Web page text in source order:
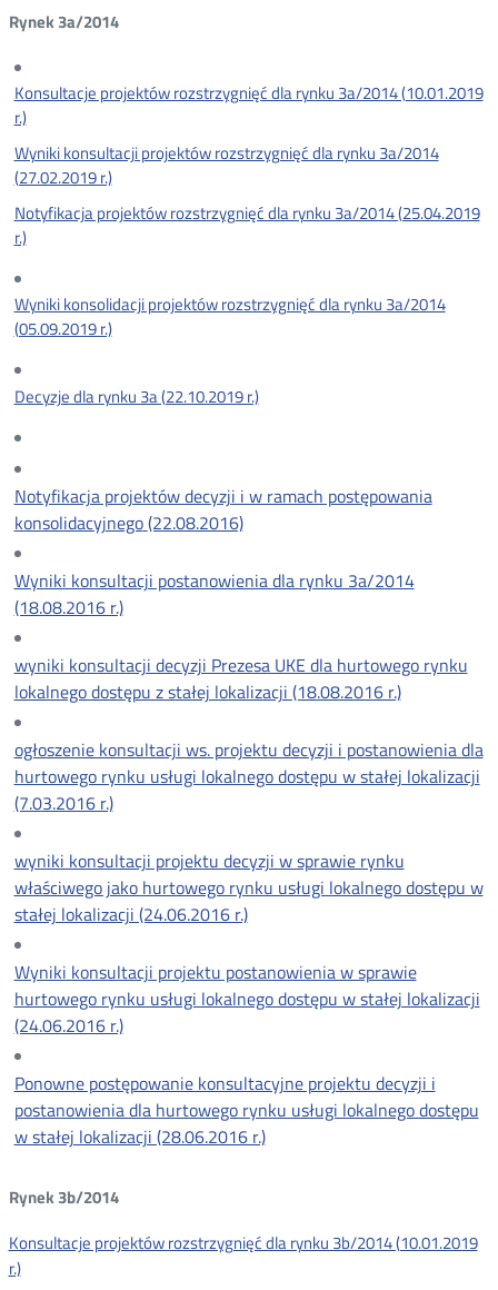
Rynek 3a/2014
Konsultacje projektów rozstrzygnięć dla rynku 3a/2014 (10.01.2019
r.)
Wyniki konsultacji projektów rozstrzygnięć dla rynku 3a/2014
(27.02.2019 r.)
Notyfikacja projektów rozstrzygnięć dla rynku 3a/2014 (25.04.2019
r.)
Wyniki konsolidacji projektów rozstrzygnięć dla rynku 3a/2014
(05.09.2019 r.)
Decyzje dla rynku 3a (22.10.2019 r.)
Notyfikacja projektów decyzji i w ramach postępowania
konsolidacyjnego(22.08.2016)
Wyniki konsultacji postanowienia dla rynku 3a/2014
(18.08.2016 r.)
wyniki konsultacji decyzji Prezesa UKE dla hurtowego rynku
lokalnego dostępu z stałej lokalizacji (18.08.2016 r.)
ogłoszenie konsultacji ws. projektu decyzji i postanowienia dla
hurtowego rynku usługi lokalnego dostępu w stałej lokalizacji
(7.03.2016 r.)
wyniki konsultacji projektu decyzji w sprawie rynku
właściwego jako hurtowego rynku usługi lokalnego dostępu w
stałej lokalizacji (24.06.2016 r.)
Wyniki konsultacji projektu postanowienia w sprawie
hurtowego rynku usługi lokalnego dostępu w stałej lokalizacji
(24.06.2016 r.)
Ponowne postępowanie konsultacyjne projektu decyzji i
postanowienia dla hurtowego rynku usługi lokalnego dostępu
w stałej lokalizacji (28.06.2016 r.)
Rynek 3b/2014
Konsultacje projektów rozstrzygnięć dla rynku 3b/2014 (10.01.2019
r.)